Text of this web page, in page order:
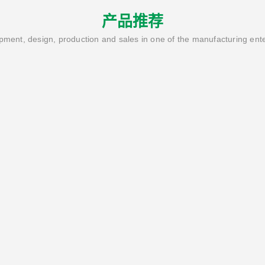
产品推荐
design, production and sales in one of the manufacturing